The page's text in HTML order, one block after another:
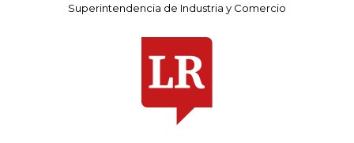
Superintendencia de Industria y Comercio